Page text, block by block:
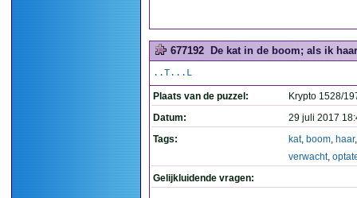
677192 De kat in de boom; als ik
..T...L
Plaats van de puzzel:
Krypto 1528/
Datum:
29 juli 2017
Tags:
kat, boom, haar
verwacht,
Gelijkluidende vragen: